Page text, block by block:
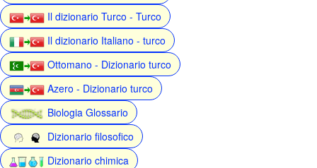
Il dizionario Turco - Turco
Il dizionario Italiano - turco
Ottomano - Dizionario turco
Azero - Dizionario turco
Biologia Glossario
Dizionario filosofico
Dizionario chimica